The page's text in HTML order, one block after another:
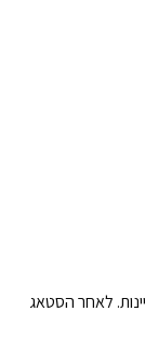
בטכניון, בהצטיינות. לאחר הסטאג